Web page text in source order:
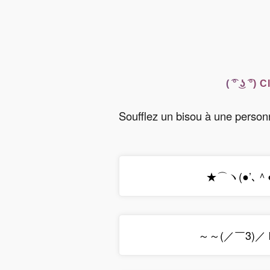
( ͡° ͜ʖ ͡°)
Soufflez un bisou à une
★⌒ヽ(●’､＾
～～(／￣3)